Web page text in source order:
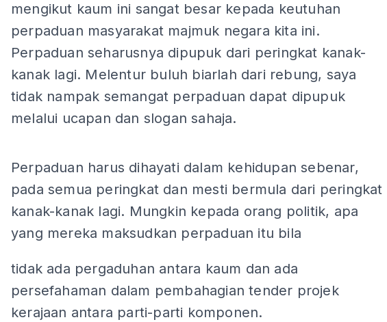
mengikut kaum ini sangat besar kepada keutuhan
perpaduan masyarakat majmuk negara kita ini.
Perpaduan seharusnya dipupuk dari peringkat kanak-
kanak lagi. Melentur buluh biarlah dari rebung, saya
tidak nampak semangat perpaduan dapat dipupuk
melalui ucapan dan slogan sahaja.
Perpaduan harus dihayati dalam kehidupan sebenar,
pada semua peringkat dan mesti bermula dari peringkat
kanak-kanak lagi. Mungkin kepada orang politik, apa
yang mereka maksudkan perpaduan itu bila
tidak ada pergaduhan antara kaum dan ada
persefahaman dalam pembahagian tender projek
kerajaan antara parti-parti komponen.